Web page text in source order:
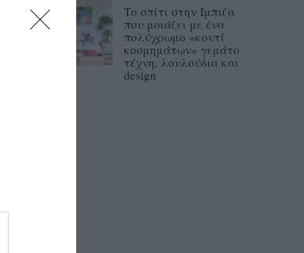
Tο σπίτι στην Ίμπιζα
που μοιάζει με ένα
πολύχρωμο «κουτί
κοσμημάτων» γεμάτο
τέχνη, λουλούδια και
design